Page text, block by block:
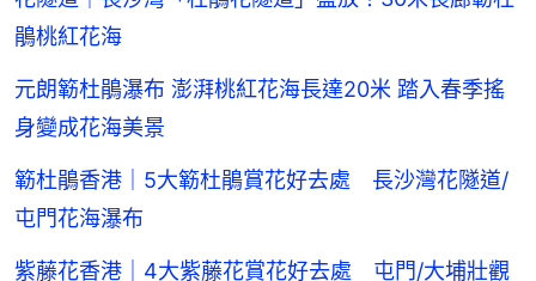
鵑桃紅花海
元朗簕杜鵑瀑布 澎湃桃紅花海長達20米 踏入春季搖
身變成花海美景
簕杜鵑香港｜5大簕杜鵑賞花好去處 長沙灣花隧道/
屯門花海瀑布
紫藤花香港｜4大紫藤花賞花好去處 屯門/大埔壯觀